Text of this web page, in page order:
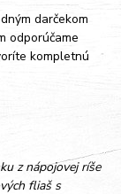
darčekom
odporúčame
kompletnú
z nápojovej ríše
fliaš s